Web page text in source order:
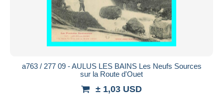
a763 / 277 09 - AULUS LES BAINS Les Neufs Sources
sur la Route d'Ouet
± 1,03 USD